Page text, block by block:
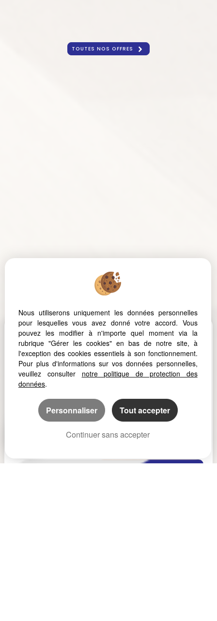
TOUTES NOS OFFRES
NOS AVIS
Nous utiliserons uniquement les données personnelles
pour lesquelles vous avez donné votre accord. Vous
pouvez les modifier à n'importe quel moment via la
rubrique "Gérer les cookies" en bas de notre site, à
l'exception des cookies essentiels à son fonctionnement.
Pour plus d'informations sur vos données personnelles,
veuillez consulter notre politique de protection des
données.
Personnaliser Tout accepter
Continuer sans accepter